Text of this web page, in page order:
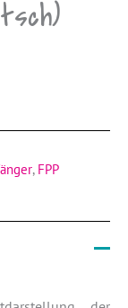
, FPP